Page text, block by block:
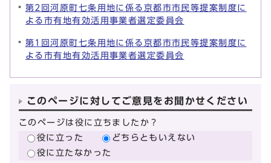
第2回河原町七条用地に係る京都市市民等提案制度に
よる市有地有効活用事業者選定委員会
第1回河原町七条用地に係る京都市市民等提案制度に
よる市有地有効活用事業者選定委員会
このページに対してご意見をお聞かせください
このページは役に立ちましたか？
役に立った
どちらともいえない
役に立たなかった